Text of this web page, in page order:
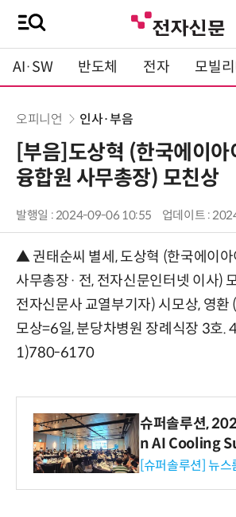
AI·SW 반도체 전자 모빌리
오피니언 인사·부음
[부음]도상혁 (한국에이아
융합원 사무총장) 모친상
발행일 : 2024-09-06 10:55 업데이트 :
▲ 권태순씨 별세, 도상혁 (한국에이
사무총장· 전, 전자신문인터넷 이사)
전자신문사 교열부기자) 시모상, 영환
모상=6일, 분당차병원 장례식장 3호.
1)780-6170
슈퍼솔루션,
n AI Cooling
리 성료
[슈퍼솔루션] 뉴스